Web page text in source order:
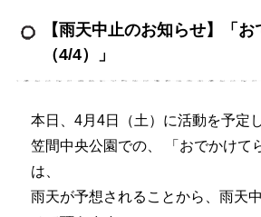
【雨天中止のお知らせ】「
（4/4）」
本日、4月4日（土）に活動を予定
笠間中央公園での、 「おでかけて
は、
雨天が予想されることから、雨天